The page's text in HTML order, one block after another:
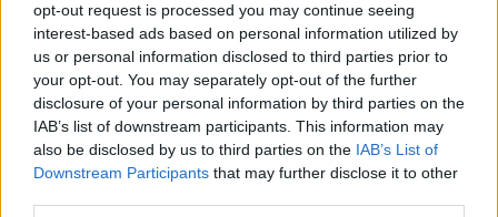
opt-out request is processed you may continue seeing
interest-based ads based on personal information utilized by
us or personal information disclosed to third parties prior to
your opt-out. You may separately opt-out of the further
disclosure of your personal information by third parties on the
IAB’s list of downstream participants. This information may
also be disclosed by us to third parties on the IAB’s List of
Downstream Participants that may further disclose it to other
Greenpeace: Podpora moratoria na hlubokomořskou
těžbu vzrostla na 46 států. ČR mezi nimi zatím chybí
4.8.2026
Diskuse: 3
Přes víkend skončilo 31. Valné
shromáždění Mezinárodního
úřadu pro mořské dno (ISA),
kde měla své zastoupení i
Česká republika. Zasedání
skončilo zklamáním, protože se vládám členských států nepodařilo